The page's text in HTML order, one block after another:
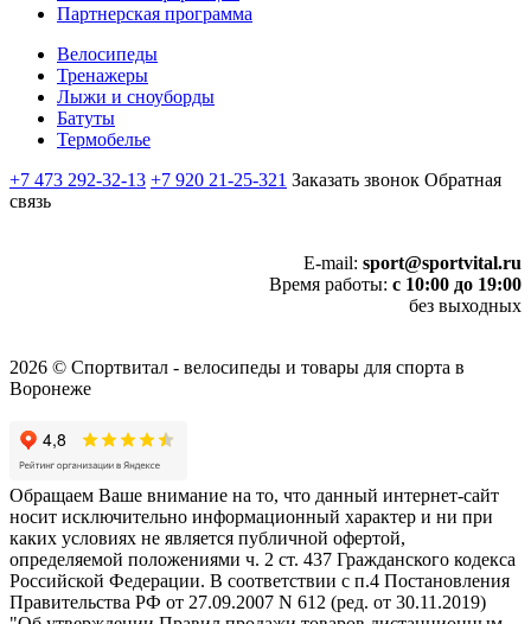
Партнерская программа
Велосипеды
Тренажеры
Лыжи и сноуборды
Батуты
Термобелье
+7 473 292-32-13 +7 920 21-25-321 Заказать звонок Обратная
связь
E-mail: sport@sportvital.ru
Время работы: с 10:00 до 19:00
без выходных
2026 © Спортвитал - велосипеды и товары для спорта в
Воронеже
Обращаем Ваше внимание на то, что данный интернет-сайт
носит исключительно информационный характер и ни при
каких условиях не является публичной офертой,
определяемой положениями ч. 2 ст. 437 Гражданского кодекса
Российской Федерации. В соответствии с п.4 Постановления
Правительства РФ от 27.09.2007 N 612 (ред. от 30.11.2019)